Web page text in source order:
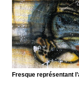
Fresque représentant